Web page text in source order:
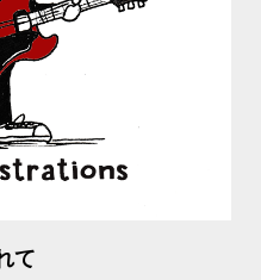
て